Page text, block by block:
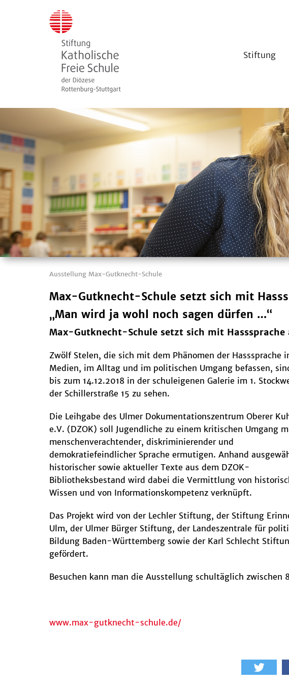
Stiftung
Ausstellung Max-Gutknecht-Schule
Max-Gutknecht-Schule setzt sich mit
„Man wird ja wohl noch sagen dürfen …“
Max-Gutknecht-Schule setzt sich mit Hasssprache
Zwölf Stelen, die sich mit dem Phänomen der Hasssprache
Medien, im Alltag und im politischen Umgang befassen,
bis zum 14.12.2018 in der schuleigenen Galerie im 1.
der Schillerstraße 15 zu sehen.
Die Leihgabe des Ulmer Dokumentationszentrum Oberer
e.V. (DZOK) soll Jugendliche zu einem kritischen Umgang
menschenverachtender, diskriminierender und
demokratiefeindlicher Sprache ermutigen. Anhand
historischer sowie aktueller Texte aus dem DZOK-
Bibliotheksbestand wird dabei die Vermittlung von
Wissen und von Informationskompetenz verknüpft.
Das Projekt wird von der Lechler Stiftung, der Stiftung
Ulm, der Ulmer Bürger Stiftung, der Landeszentrale für
Bildung Baden-Württemberg sowie der Karl Schlecht
gefördert.
Besuchen kann man die Ausstellung schultäglich zwischen
www.max-gutknecht-schule.de/